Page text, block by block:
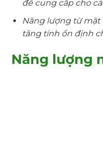
để cung cấp cho
Năng lượng từ
tăng tính ổn định
Năng lượng